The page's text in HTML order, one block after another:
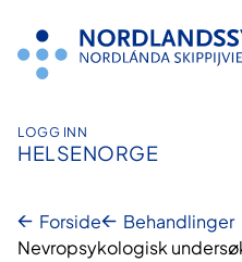
innhold
LOGG INN
HELSENORGE
Forside
Behandlinger
Nevropsykologisk